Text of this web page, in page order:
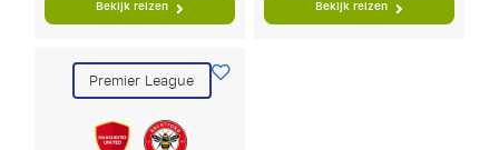
Bekijk reizen Bekijk reizen
Premier League